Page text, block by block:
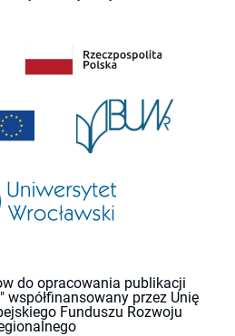
do opracowania publikacji
przez Unię
Funduszu Rozwoju